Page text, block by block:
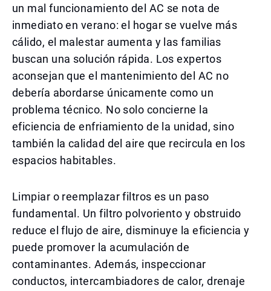
un mal funcionamiento del AC se nota de
inmediato en verano: el hogar se vuelve más
cálido, el malestar aumenta y las familias
buscan una solución rápida. Los expertos
aconsejan que el mantenimiento del AC no
debería abordarse únicamente como un
problema técnico. No solo concierne la
eficiencia de enfriamiento de la unidad, sino
también la calidad del aire que recircula en los
espacios habitables.
Limpiar o reemplazar filtros es un paso
fundamental. Un filtro polvoriento y obstruido
reduce el flujo de aire, disminuye la eficiencia y
puede promover la acumulación de
contaminantes. Además, inspeccionar
conductos, intercambiadores de calor, drenaje